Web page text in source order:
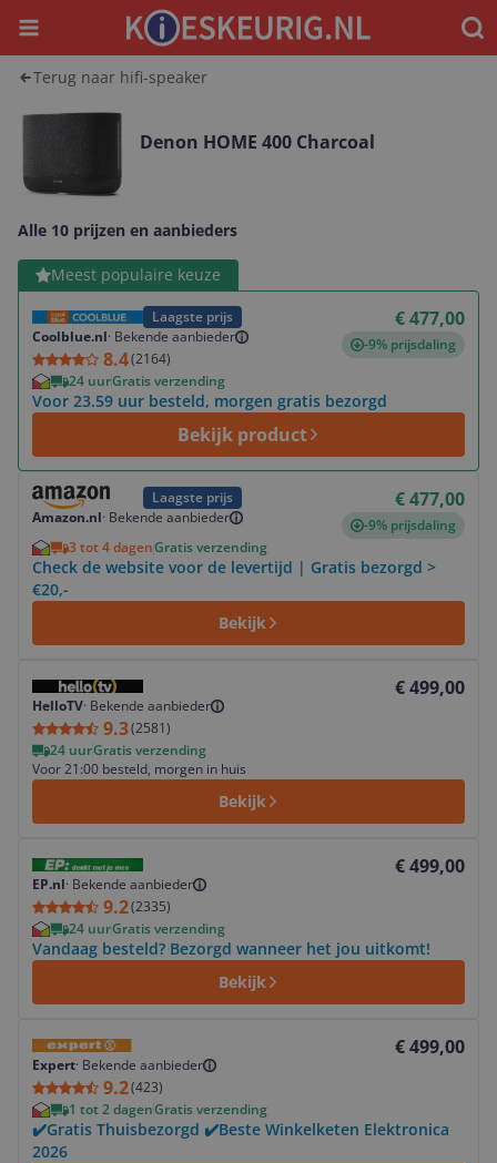
Menu
Terug naar hifi-speaker
Denon HOME 400 Charcoal
Alle 10 prijzen en aanbieders
Meest populaire keuze
Laagste prijs
Coolblue.nl· Bekende aanbieder
8.4(2164)
€ 477,00
-9% prijsdaling
24 uurGratis verzending
Voor 23.59 uur besteld, morgen gratis bezorgd
Bekijk product
Bekijk product
Laagste prijs
Amazon.nl· Bekende aanbieder
€ 477,00
-9% prijsdaling
3 tot 4 dagenGratis verzending
Check de website voor de levertijd | Gratis bezorgd >
€20,-
Bekijk
Bekijk product
HelloTV· Bekende aanbieder
9.3(2581)
€ 499,00
24 uurGratis verzending
Voor 21:00 besteld, morgen in huis
Bekijk
EP.nl· Bekende aanbieder
9.2(2335)
€ 499,00
24 uurGratis verzending
Vandaag besteld? Bezorgd wanneer het jou uitkomt!
Bekijk
Expert· Bekende aanbieder
9.2(423)
€ 499,00
1 tot 2 dagenGratis verzending
✔️Gratis Thuisbezorgd ✔️Beste Winkelketen Elektronica
2026